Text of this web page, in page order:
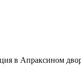
в Апраксином